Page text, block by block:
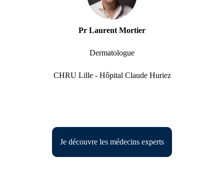
Pr Laurent Mortier
Dermatologue
CHRU Lille - Hôpital Claude Huriez
Je découvre les médecins experts